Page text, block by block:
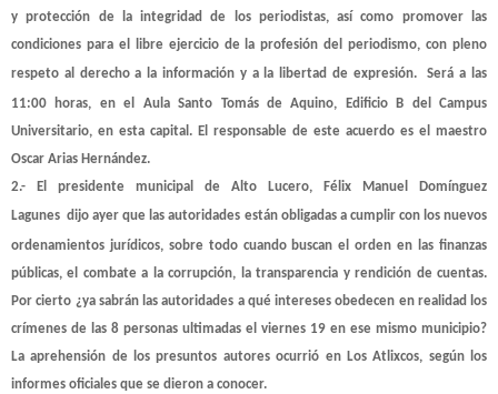
y protección de la integridad de los periodistas, así como promover las
condiciones para el libre ejercicio de la profesión del periodismo, con pleno
respeto al derecho a la información y a la libertad de expresión.
Será a las
11:00 horas, en el Aula Santo Tomás de Aquino, Edificio B del Campus
Universitario, en esta capital. El responsable de este acuerdo es el maestro
Oscar Arias Hernández.
2.- El presidente municipal de Alto Lucero, Félix Manuel Domínguez
Lagunes dijo ayer que las autoridades están obligadas a cumplir con los nuevos
ordenamientos jurídicos, sobre todo cuando buscan el orden en las finanzas
públicas, el combate a la corrupción, la transparencia y rendición de cuentas.
Por cierto ¿ya sabrán las autoridades a qué intereses obedecen en realidad los
crímenes de las 8 personas ultimadas el viernes 19 en ese mismo municipio?
La aprehensión de los presuntos autores ocurrió en Los Atlixcos, según los
informes oficiales que se dieron a conocer.